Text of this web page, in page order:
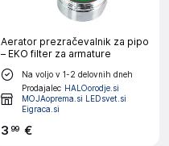
Aerator prezračevalnik za pipo
– EKO filter za armature
Na voljo v 1-2 delovnih dneh
Prodajalec HALOorodje.si
MOJAoprema.si LEDsvet.si
Eigraca.si
3 99 €